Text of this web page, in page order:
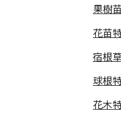
果樹
花苗
宿根
球根
花木